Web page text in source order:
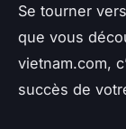
Se tourner
que vous
vietnam.com,
succès de